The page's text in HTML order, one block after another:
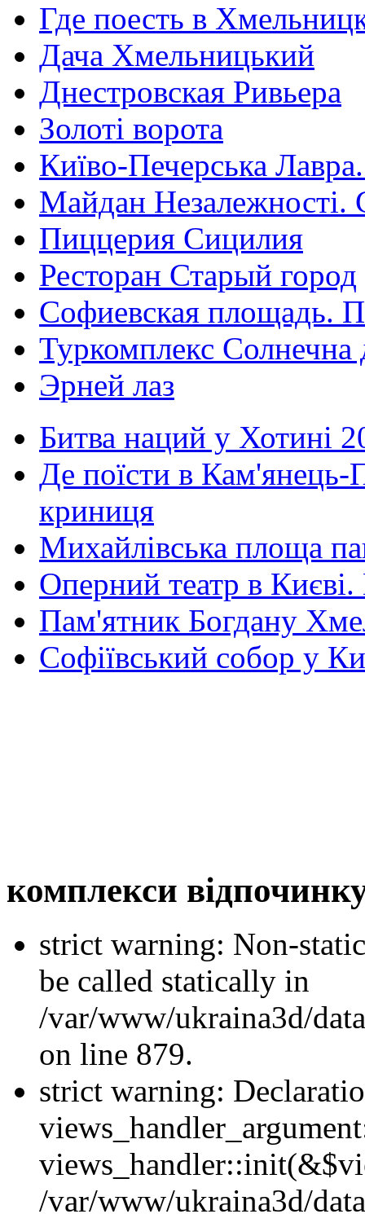
Где поесть в
Дача Хмельницький
Днестровская Ривьера
Золоті ворота
Київо-Печерська
Майдан Незалежності.
Пиццерия Сицилия
Ресторан Старый город
Софиевская площадь.
Туркомплекс Солнечна
Эрней лаз
Битва наций у Хотині
Де поїсти в Кам'янець-
криниця
Михайлівська площа
Оперний театр в
Пам'ятник Богдану
Софіївський собор у
комплекси
strict warning: Non-
be called statically in
/var/www/ukraina3d/
on line 879.
strict warning:
/var/www/ukraina3d/